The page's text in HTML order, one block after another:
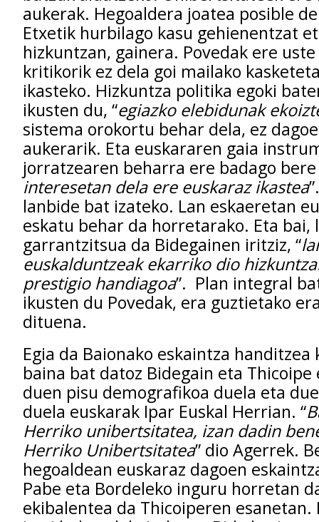
aukerak. Hegoaldera joatea posible
Etxetik hurbilago kasu gehienentzat
hizkuntzan, gainera. Povedak ere
kritikorik ez dela goi mailako
ikasteko. Hizkuntza politika egoki
ikusten du, “egiazko elebidunak
sistema orokortu behar dela, ez
aukerarik. Eta euskararen gaia
jorratzearen beharra ere badago bere
interesetan dela ere euskaraz ikastea
lanbide bat izateko. Lan eskaeretan
eskatu behar da horretarako. Eta bai,
garrantzitsua da Bidegainen iritziz, “
euskalduntzeak ekarriko dio
prestigio handiagoa”. Plan integral
ikusten du Povedak, era guztietako
dituena.
Egia da Baionako eskaintza handitzea
baina bat datoz Bidegain eta Thicoipe
duen pisu demografikoa duela eta
duela euskarak Ipar Euskal Herrian. “
Herriko unibertsitatea, izan dadin
Herriko Unibertsitatea” dio Agerrek.
hegoaldean euskaraz dagoen
Pabe eta Bordeleko inguru horretan
ekibalentea da Thicoiperen